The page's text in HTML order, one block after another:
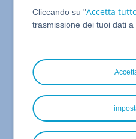
Accedi a
Webmail.
Nella barra di
Cliccando su "Accetta
trasmissione dei tuoi dati a